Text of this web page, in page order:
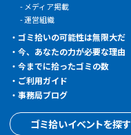
メディア掲載
運営組織
ゴミ拾いの可能性は無限大だ
今、あなたの力が必要な理由
今までに拾ったゴミの数
ご利用ガイド
事務局ブログ
ゴミ拾いイベントを探す